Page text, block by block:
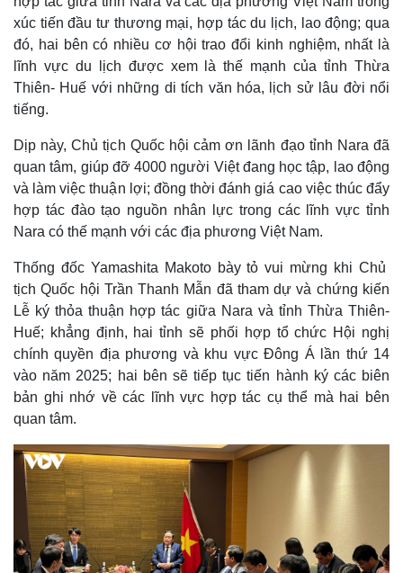
Thế giới
Quan sát
Cuộc sống đó đây
Hồ sơ
Multimedia
Video
Ảnh
E-Magazine
xúc tiến đầu tư thương mại, hợp tác du lịch, lao động; qua
đó, hai bên có nhiều cơ hội trao đổi kinh nghiệm, nhất là
lĩnh vực du lịch được xem là thế mạnh của tỉnh Thừa
Thiên- Huế với những di tích văn hóa, lịch sử lâu đời nổi
tiếng.
Dịp này, Chủ tịch Quốc hội cảm ơn lãnh đạo tỉnh Nara đã
quan tâm, giúp đỡ 4000 người Việt đang học tập, lao động
và làm việc thuận lợi; đồng thời đánh giá cao việc thúc đẩy
hợp tác đào tạo nguồn nhân lực trong các lĩnh vực tỉnh
Nara có thế mạnh với các địa phương Việt Nam.
Thống đốc Yamashita Makoto bày tỏ vui mừng khi Chủ
tịch Quốc hội Trần Thanh Mẫn đã tham dự và chứng kiến
Lễ ký thỏa thuận hợp tác giữa Nara và tỉnh Thừa Thiên-
Huế; khẳng định, hai tỉnh sẽ phối hợp tổ chức Hội nghị
chính quyền địa phương và khu vực Đông Á lần thứ 14
vào năm 2025; hai bên sẽ tiếp tục tiến hành ký các biên
bản ghi nhớ về các lĩnh vực hợp tác cụ thể mà hai bên
quan tâm.